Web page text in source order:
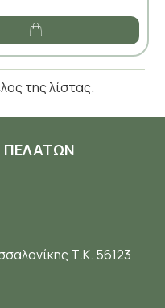
της λίστας.
ΠΕΛΑΤΏΝ
Τ.Κ. 56123